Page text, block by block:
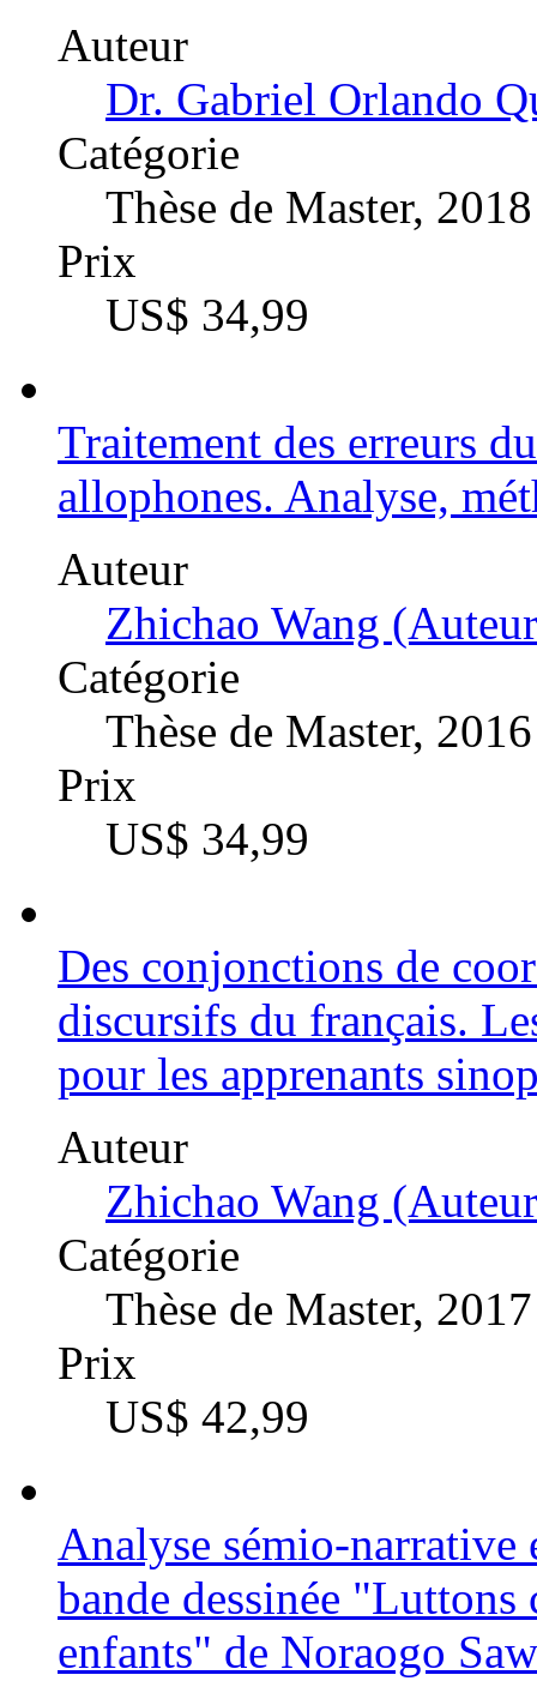
Auteur
Dr. Gabriel Orlando
Catégorie
Thèse de Master, 2018
Prix
US$ 34,99
Traitement des erreurs
allophones. Analyse,
Auteur
Zhichao Wang
Catégorie
Thèse de Master, 2016
Prix
US$ 34,99
Des conjonctions de
discursifs du français.
pour les apprenants
Auteur
Zhichao Wang
Catégorie
Thèse de Master, 2017
Prix
US$ 42,99
Analyse sémio-narrative
bande dessinée
enfants" de Noraogo